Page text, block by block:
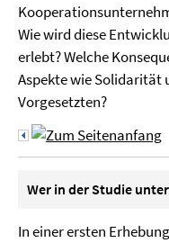
Wie wird diese
erlebt? Welche
Aspekte wie Solidarität
Vorgesetzten?
Wer in der Studie
In einer ersten